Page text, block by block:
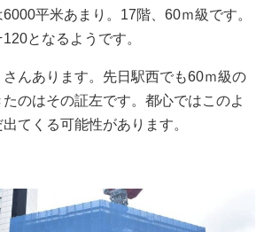
平米あまり。17階、60ｍ級です。
となるようです。
んあります。先日駅西でも60ｍ級の
のはその証左です。都心ではこのよ
てくる可能性があります。